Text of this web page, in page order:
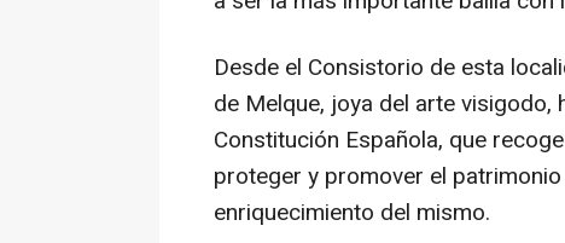
Desde el Consistorio de esta
de Melque, joya del arte visigodo,
Constitución Española, que
proteger y promover el
enriquecimiento del mismo.